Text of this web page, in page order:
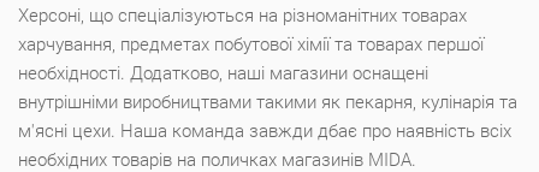
Херсоні, що спеціалізуються на різноманітних товарах
харчування, предметах побутової хімії та товарах першої
необхідності. Додатково, наші магазини оснащені
внутрішніми виробництвами такими як пекарня, кулінарія та
м'ясні цехи. Наша команда завжди дбає про наявність всіх
необхідних товарів на поличках магазинів MIDA.